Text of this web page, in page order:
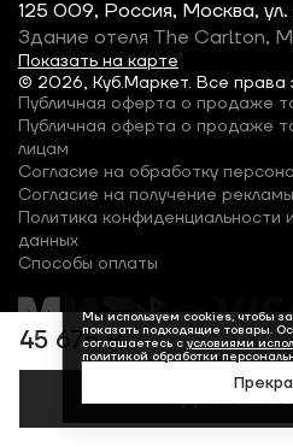
45 675 ₽
Добавить
© 2026, Куб.Маркет. Все права
125 009, Россия, Москва,
Здание отеля The Carlton,
Показать на карте
Публичная оферта о продаже
Публичная оферта о продаже
лицам
Согласие на обработку
Согласие на получение рекламы
Политика конфиденциальности
данных
Способы оплаты
Мы используем cookies, чтобы
показать подходящие товары.
соглашаетесь с условиями
политикой обработки